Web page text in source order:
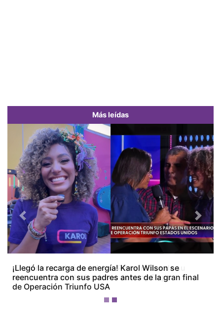
Más leídas
¡El olor lo arruinó todo! Ana Pérez recuerda su
encuentro con el mismísimo Johnny Depp
Previous Next